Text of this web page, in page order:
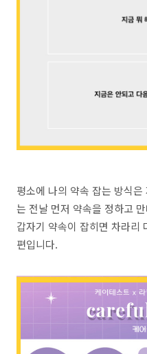
평소에 나의 약속 잡는 방식
는 전날 먼저 약속을 정하고
갑자기 약속이 잡히면 차라리
편입니다.